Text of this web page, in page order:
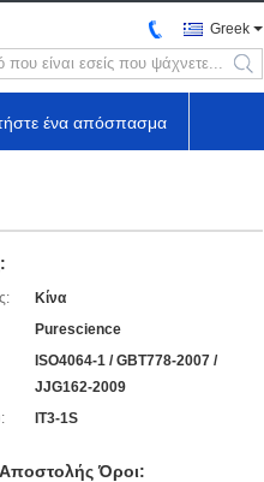
Greek
ένα απόσπασμα
Κίνα
Purescience
ISO4064-1 / GBT778-2007 /
JJG162-2009
IT3-1S
Όροι: